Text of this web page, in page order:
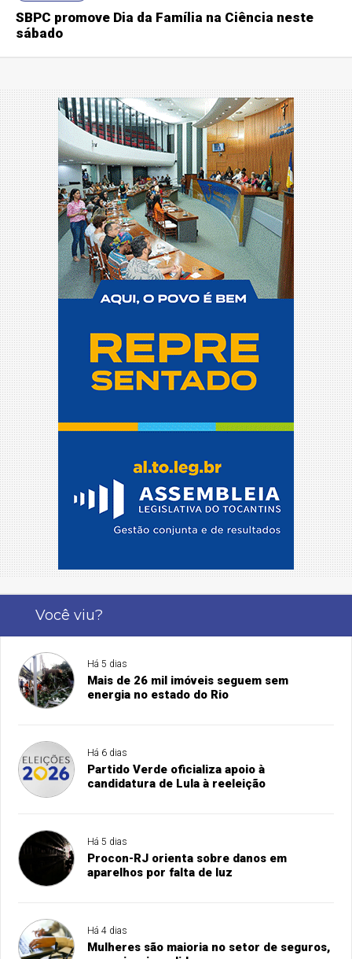
SBPC promove Dia da Família na Ciência neste
sábado
Você viu?
Há 5 dias
Mais de 26 mil imóveis seguem sem
energia no estado do Rio
Há 6 dias
Partido Verde oficializa apoio à
candidatura de Lula à reeleição
Há 5 dias
Procon-RJ orienta sobre danos em
aparelhos por falta de luz
Há 4 dias
Mulheres são maioria no setor de seguros,